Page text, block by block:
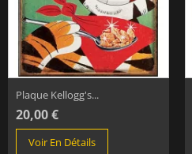
Plaque Kellogg's...
20,00 €
Voir En Détails